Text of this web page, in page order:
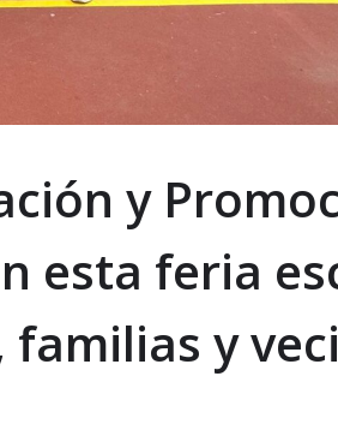
y
esta feria
y